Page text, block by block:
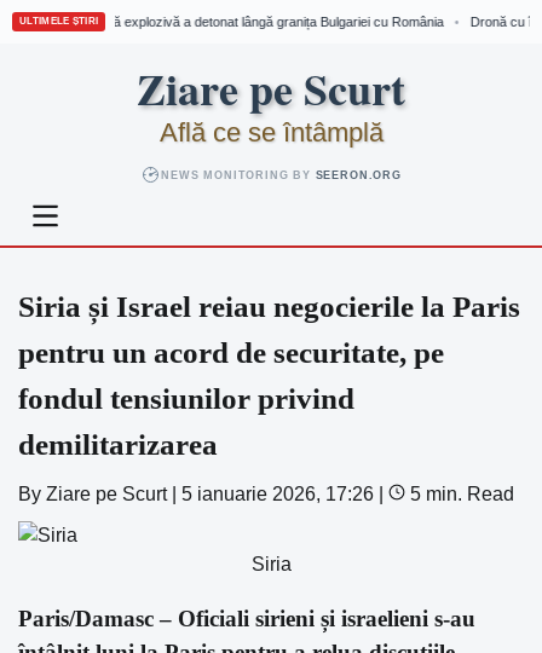
ULTIMELE ȘTIRI
cu încărcătură explozivă a detonat lângă granița Bulgariei cu România • Dronă cu
Ziare pe Scurt
Află ce se întâmplă
NEWS MONITORING BY SEERON.ORG
Siria și Israel reiau negocierile la Paris
pentru un acord de securitate, pe
fondul tensiunilor privind
demilitarizarea
By Ziare pe Scurt 5 ianuarie 2026, 17:26 5 min. Read
Siria
Paris/Damasc – Oficiali sirieni și israelieni s-au